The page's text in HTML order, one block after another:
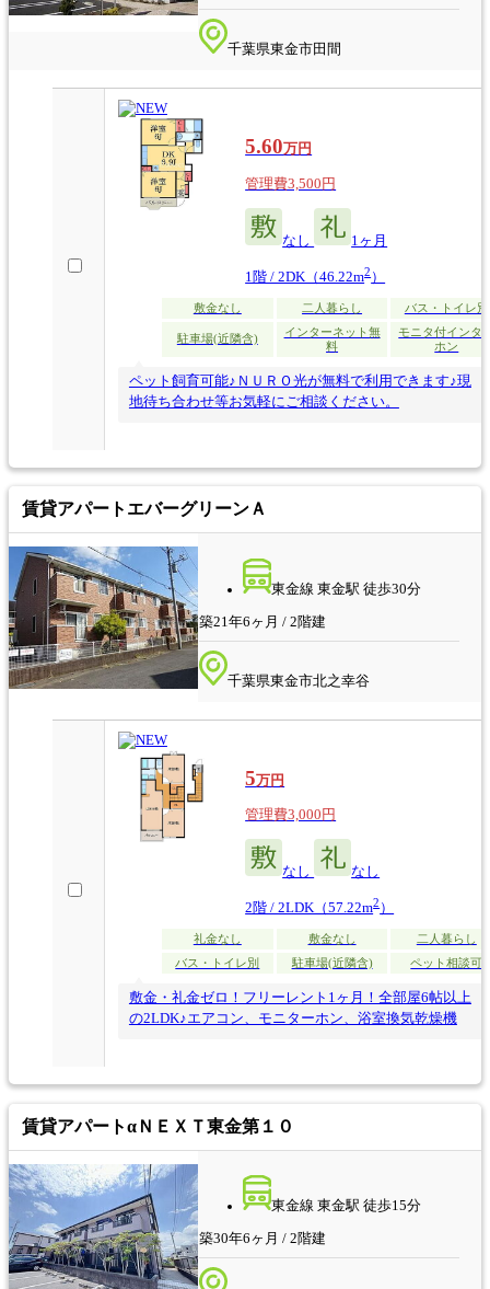
千葉県東金市田間
5.60万円
管理費3,500円
なし 1ヶ月
1階 / 2DK（46.22m2）
敷金なし 二人暮らし バス・トイレ別
駐車場(近隣含)
インターネット無
料
モニタ付インタ
ホン
ペット飼育可能♪ＮＵＲＯ光が無料で利用できます♪現
地待ち合わせ等お気軽にご相談ください。
賃貸アパート エバーグリーンＡ
東金線 東金駅 徒歩30分
築21年6ヶ月 / 2階建
千葉県東金市北之幸谷
5万円
管理費3,000円
なし なし
2階 / 2LDK（57.22m2）
礼金なし 敷金なし
二人暮らし
バス・トイレ別
駐車場(近隣含) ペット相談可
敷金・礼金ゼロ！フリーレント1ヶ月！全部屋6帖以上
の2LDK♪エアコン、モニターホン、浴室換気乾燥機
賃貸アパートαＮＥＸＴ東金第１０
東金線 東金駅 徒歩15分
築30年6ヶ月 / 2階建